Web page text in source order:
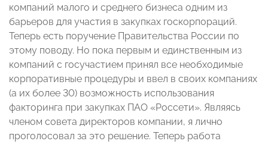
компаний малого и среднего бизнеса одним из
барьеров для участия в закупках госкорпораций.
Теперь есть поручение Правительства России по
этому поводу. Но пока первым и единственным из
компаний с госучастием принял все необходимые
корпоративные процедуры и ввел в своих компаниях
(а их более 30) возможность использования
факторинга при закупках ПАО «Россети». Являясь
членом совета директоров компании, я лично
проголосовал за это решение. Теперь работа